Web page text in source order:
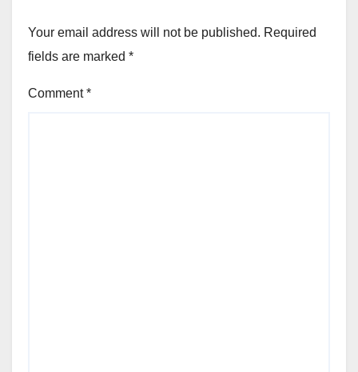
Your email address will not be published. Required
fields are marked *
Comment*